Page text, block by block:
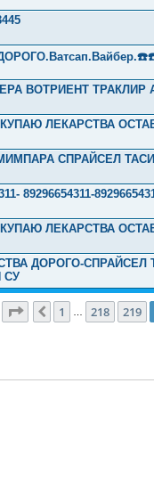
ВОТРИЕНТ
ЛЕКАРСТВА
МИМПАРА СПРАЙСЕЛ
89296654311-
ЛЕКАРСТВА
ДОРОГО-
СУ
Страница 220из 429
Пред.
1 218 219